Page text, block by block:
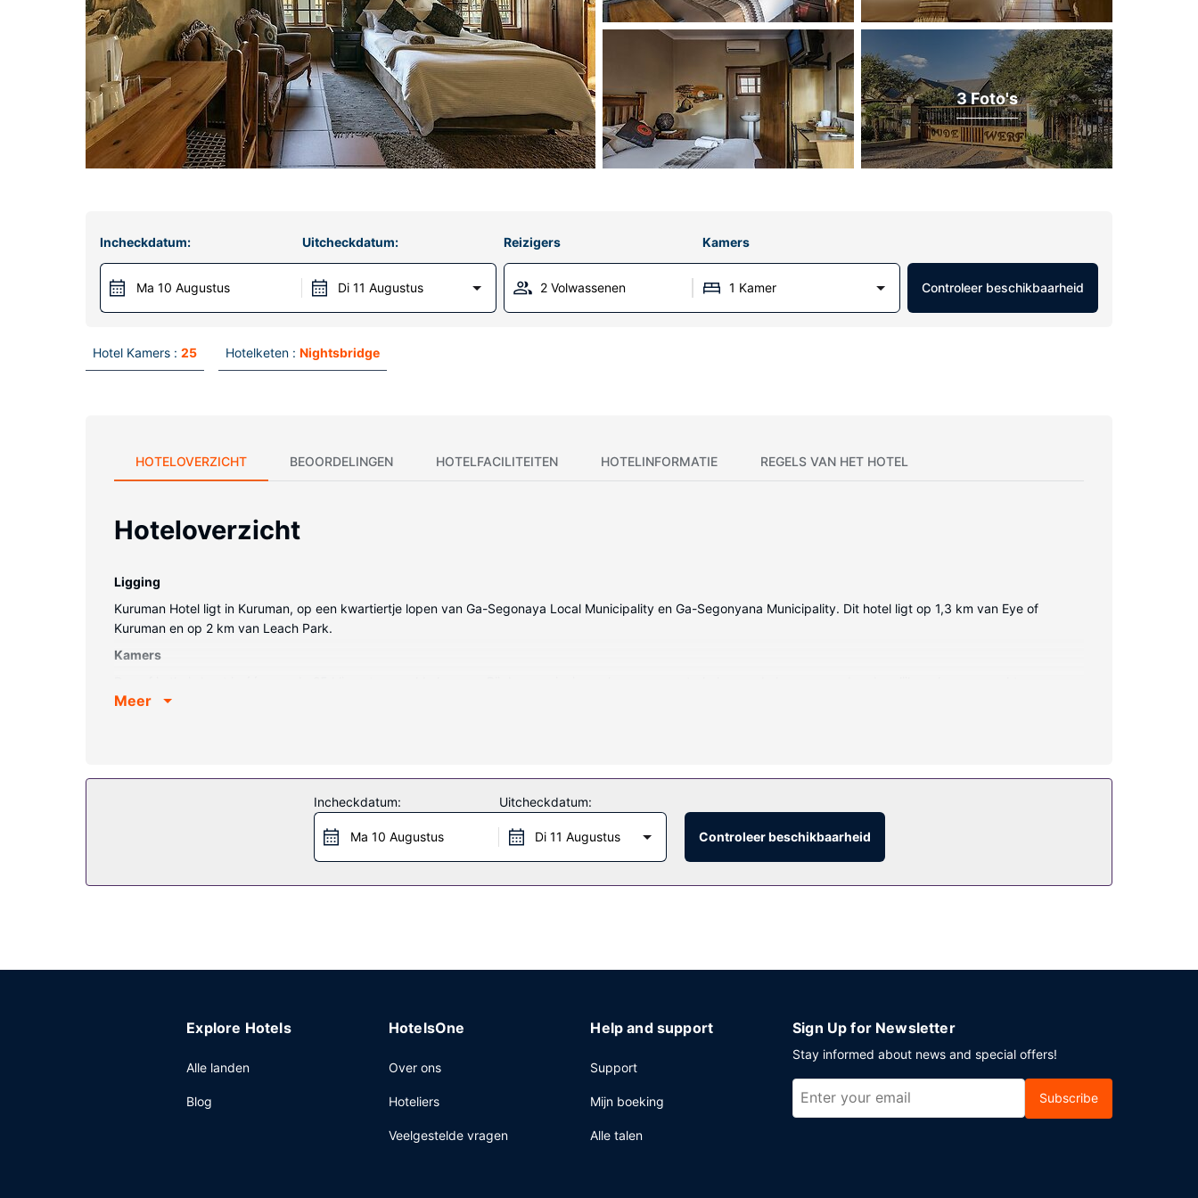
3 Foto's
Incheckdatum:
Ma 10 Augustus
Uitcheckdatum:
Di 11 Augustus
Reizigers Kamers
2 Volwassenen 1 Kamer Controleer beschikbaarheid
Hotel Kamers : 25 Hotelketen : Nightsbridge
HOTELOVERZICHT BEOORDELINGEN HOTELFACILITEITEN HOTELINFORMATIE REGELS VAN HET HOTEL
Hoteloverzicht
Ligging
Kuruman Hotel ligt in Kuruman, op een kwartiertje lopen van Ga-Segonaya Local Municipality en Ga-Segonyana Municipality. Dit hotel ligt op 1,3 km van Eye of
Kuruman en op 2 km van Leach Park.
Kamers
Algemene voorziening
Enkele van de voorzieningen zijn een snelle incheckservice, een snelle uitcheckservice en een wasserij. Ter plaatse heb je gratis parkeerplaatsen.
Meer
Incheckdatum:
Ma 10 Augustus
Uitcheckdatum:
Di 11 Augustus Controleer beschikbaarheid
Explore Hotels
Alle landen
Blog
HotelsOne
Over ons
Hoteliers
Veelgestelde vragen
Help and support
Support
Mijn boeking
Alle talen
Sign Up for Newsletter
Stay informed about news and special offers!
Subscribe